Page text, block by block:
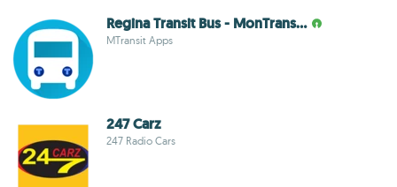
Regina Transit Bus - MonTrans…
MTransit Apps
247 Carz
247 Radio Cars